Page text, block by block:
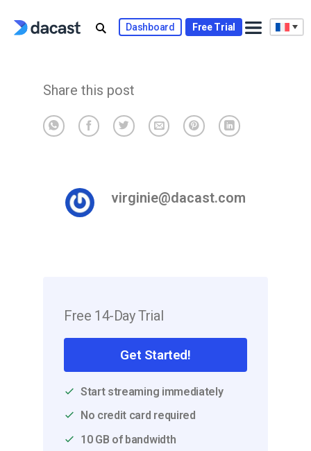
Dashboard Free Trial
Share this post
virginie@dacast.com
Free 14-Day Trial
Get Started!
Start streaming immediately
No credit card required
10 GB of bandwidth